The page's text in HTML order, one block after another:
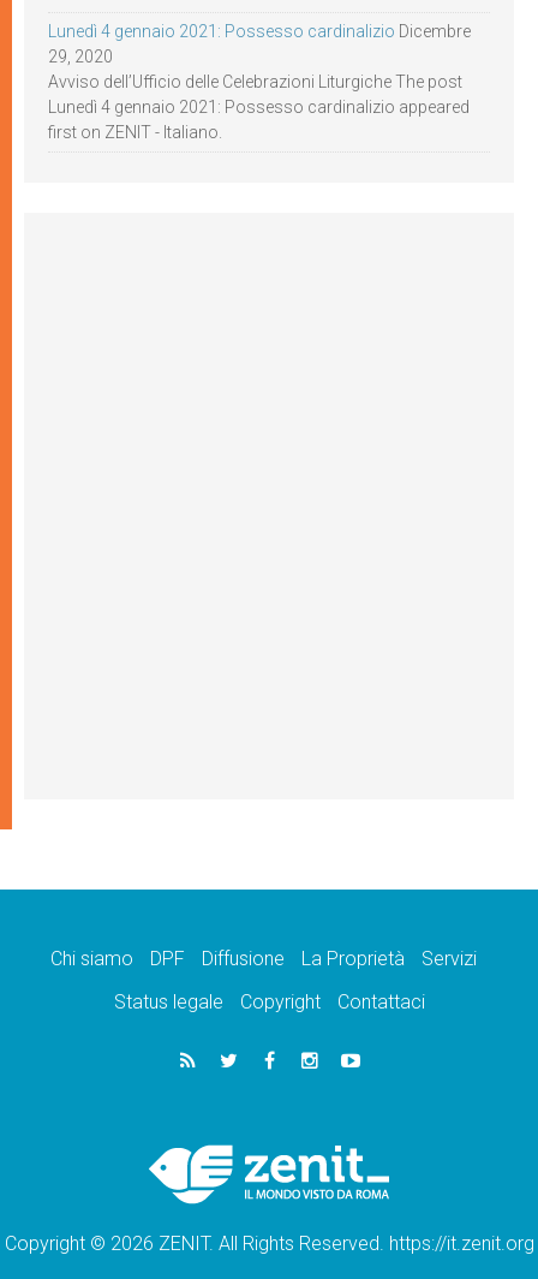
Lunedì 4 gennaio 2021: Possesso cardinalizio Dicembre
29, 2020
Avviso dell’Ufficio delle Celebrazioni Liturgiche The post
Lunedì 4 gennaio 2021: Possesso cardinalizio appeared
first on ZENIT - Italiano.
Chi siamo DPF Diffusione La Proprietà
Servizi
Status legale
Copyright Contattaci
Copyright © 2026 ZENIT. All Rights Reserved. https://it.zenit.org